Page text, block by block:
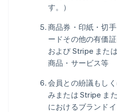
す。）
商品券・印紙・切
ードその他の有価
および Stripe また
商品・サービス等
会員との紛議もし
みまたは Stripe ま
におけるブランド